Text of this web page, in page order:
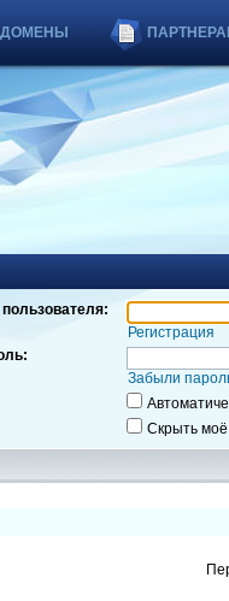
ДОМЕНЫ
Регистрация
Забыли
Скрыть